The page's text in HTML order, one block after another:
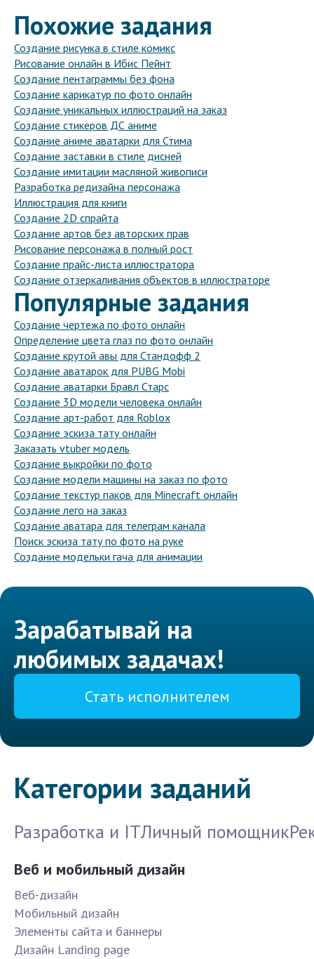
Похожие задания
Создание рисунка в стиле комикс
Рисование онлайн в Ибис Пейнт
Создание пентаграммы без фона
Создание карикатур по фото онлайн
Создание уникальных иллюстраций на заказ
Создание стикеров ДС аниме
Создание аниме аватарки для Стима
Создание заставки в стиле дисней
Создание имитации масляной живописи
Разработка редизайна персонажа
Иллюстрация для книги
Создание 2D спрайта
Создание артов без авторских прав
Рисование персонажа в полный рост
Создание прайс-листа иллюстратора
Создание отзеркаливания объектов в иллюстраторе
Популярные задания
Создание чертежа по фото онлайн
Определение цвета глаз по фото онлайн
Создание крутой авы для Стандофф 2
Создание аватарок для PUBG Mobi
Создание аватарки Бравл Старс
Создание 3D модели человека онлайн
Создание арт-работ для Roblox
Создание эскиза тату онлайн
Заказать vtuber модель
Создание выкройки по фото
Создание модели машины на заказ по фото
Создание текстур паков для Minecraft онлайн
Создание лего на заказ
Создание аватара для телеграм канала
Поиск эскиза тату по фото на руке
Создание модельки гача для анимации
Зарабатывай на
любимых задачах!
Стать исполнителем
Категории заданий
Разработка и ITЛичный помощник
Веб и мобильный дизайн
Веб-дизайн
Мобильный дизайн
Элементы сайта и баннеры
Дизайн Landing page